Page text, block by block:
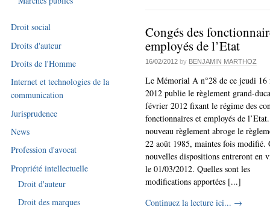
Congés des
employés de l’Etat
16/02/2012 by BENJAMIN MARTHOZ
Le Mémorial A n°28 de ce jeudi
2012 publie le règlement grand-
février 2012 fixant le régime des
fonctionnaires et employés de
nouveau règlement abroge le
22 août 1985, maintes fois modifié.
nouvelles dispositions entreront en
le 01/03/2012. Quelles sont les
modifications apportées [...]
Continuez la lecture ici... →
Droit social
Droits d'auteur
Droits de l'Homme
Internet et technologies de la
communication
Jurisprudence
News
Profession d'avocat
Propriété intellectuelle
Droit d'auteur
Droit des marques